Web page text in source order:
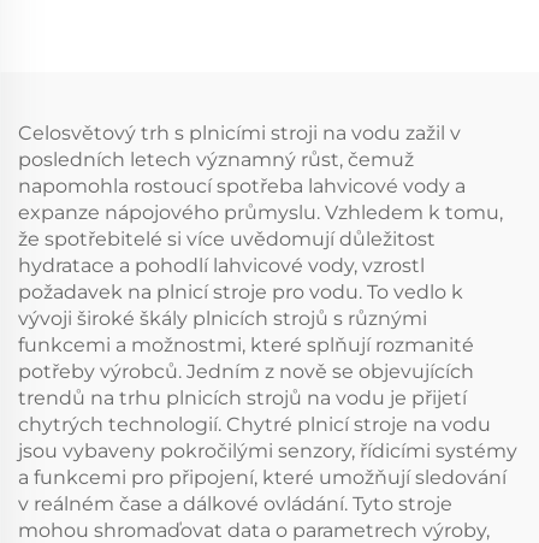
Celosvětový trh s plnicími stroji na vodu zažil v
posledních letech významný růst, čemuž
napomohla rostoucí spotřeba lahvicové vody a
expanze nápojového průmyslu. Vzhledem k tomu,
že spotřebitelé si více uvědomují důležitost
hydratace a pohodlí lahvicové vody, vzrostl
požadavek na plnicí stroje pro vodu. To vedlo k
vývoji široké škály plnicích strojů s různými
funkcemi a možnostmi, které splňují rozmanité
potřeby výrobců. Jedním z nově se objevujících
trendů na trhu plnicích strojů na vodu je přijetí
chytrých technologií. Chytré plnicí stroje na vodu
jsou vybaveny pokročilými senzory, řídicími systémy
a funkcemi pro připojení, které umožňují sledování
v reálném čase a dálkové ovládání. Tyto stroje
mohou shromaďovat data o parametrech výroby,